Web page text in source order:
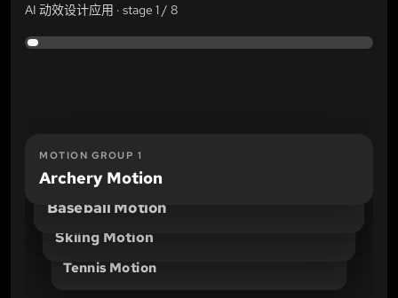
AI 动效设计应用 · stage 1/ 8
MOTION GROUP1
Archery Motion
MOTION GROUP2
Baseball Motion
MOTION GROUP3
Skiing Motion
MOTION GROUP
Tennis Motion